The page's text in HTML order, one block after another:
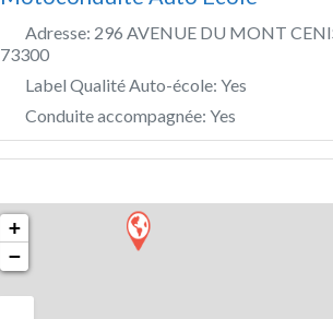
Adresse: 296 AVENUE DU MONT
73300
Label Qualité Auto-école: Yes
Conduite accompagnée: Yes
+
−